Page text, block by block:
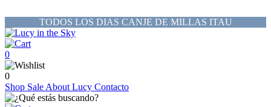
TODOS LOS DIAS CANJE DE MILLAS ITAU
0
0
Shop Sale About Lucy Contacto